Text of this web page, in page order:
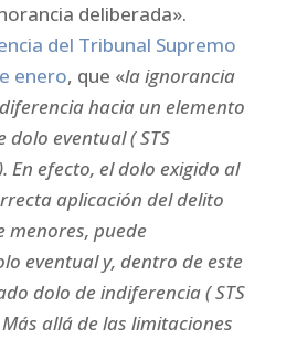
deliberada».
del Tribunal Supremo
enero, que «la ignorancia
hacia un elemento
eventual ( STS
En efecto, el dolo exigido al
aplicación del delito
menores, puede
eventual y, dentro de este
dolo de indiferencia ( STS
allá de las limitaciones